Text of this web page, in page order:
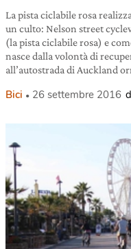
La pista ciclabile rosa
un culto: Nelson street
(la pista ciclabile rosa) e
nasce dalla volontà di
all’autostrada di Auckland
Bici 26 settembre 2016